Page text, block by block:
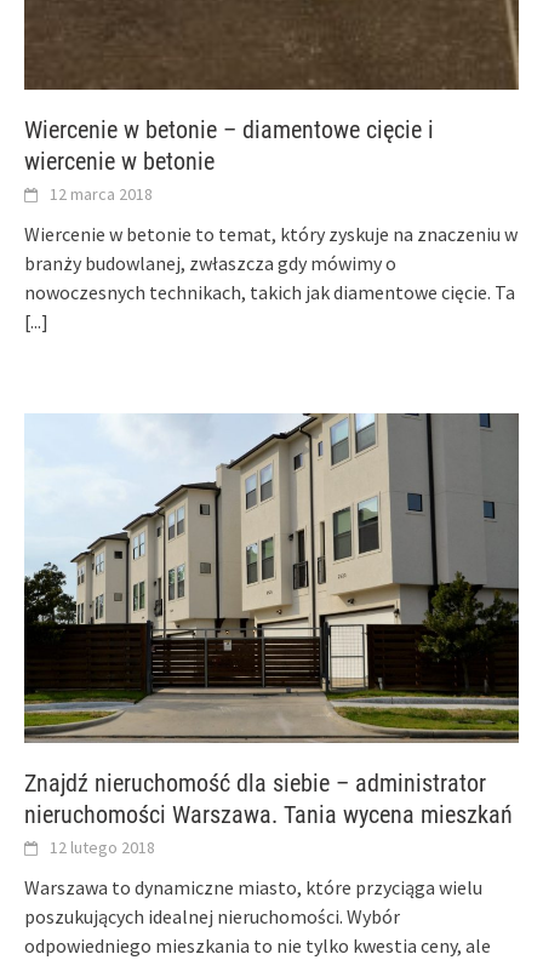
Wiercenie w betonie – diamentowe cięcie i
wiercenie w betonie
12 marca 2018
Wiercenie w betonie to temat, który zyskuje na znaczeniu w
branży budowlanej, zwłaszcza gdy mówimy o
nowoczesnych technikach, takich jak diamentowe cięcie. Ta
[...]
Znajdź nieruchomość dla siebie – administrator
nieruchomości Warszawa. Tania wycena mieszkań
12 lutego 2018
Warszawa to dynamiczne miasto, które przyciąga wielu
poszukujących idealnej nieruchomości. Wybór
odpowiedniego mieszkania to nie tylko kwestia ceny, ale